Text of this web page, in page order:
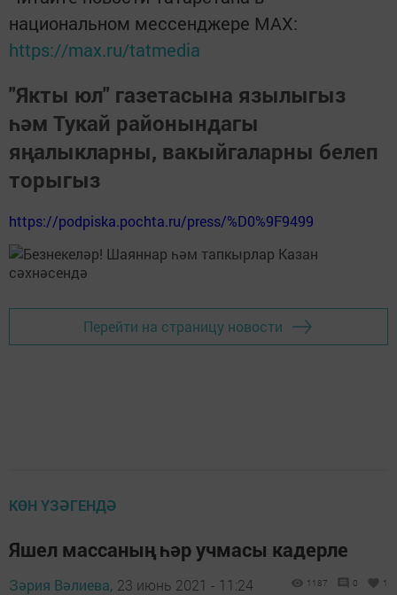
национальном мессенджере MАХ:
https://max.ru/tatmedia
"Якты юл" газетасына язылыгыз
һәм Тукай районындагы
яңалыкларны, вакыйгаларны белеп
торыгыз
https://podpiska.pochta.ru/press/%D0%9F9499
Перейти на страницу новости
КӨН ҮЗӘГЕНДӘ
Яшел массаның һәр учмасы кадерле
Зәрия Вәлиева, 23 июнь 2021 - 11:24 1187 0 1